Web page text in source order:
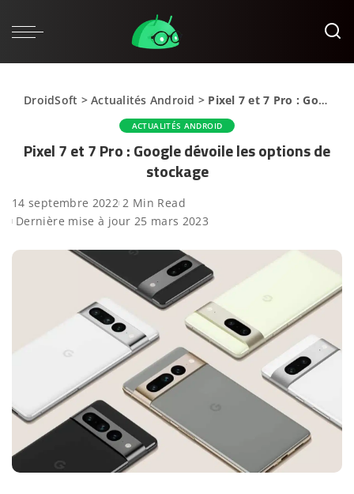
DroidSoft >Actualités Android > Pixel 7 et 7 Pro : Google dévoile les options de stockage
ACTUALITÉS ANDROID
Pixel 7 et 7 Pro : Google dévoile les options de
stockage
14 septembre 2022 2 Min Read
Dernière mise à jour 25 mars 2023